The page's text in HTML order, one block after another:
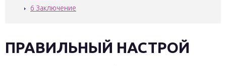
6 Заключение
ПРАВИЛЬНЫЙ НАСТРОЙ